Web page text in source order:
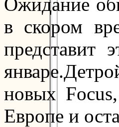
в скором
представит
новых
Европе и